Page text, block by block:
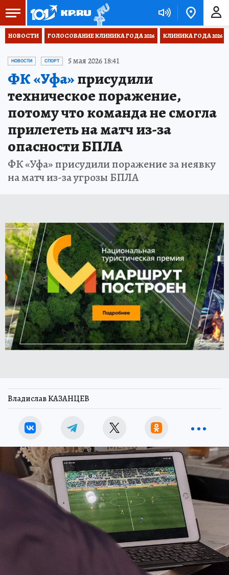
НОВОСТИ ГОЛОСОВАНИЕ КЛИНИКА ГОДА 2026 КЛИНИКА ГОДА 2026
НОВОСТИ СПОРТ 5 мая 2026 18:41
ФК «Уфа»присудили
техническое поражение,
потому что команда не смогла
прилететь на матч из-за
опасности БПЛА
ФК «Уфа» присудили поражение за неявку
на матч из-за угрозы БПЛА
Владислав КАЗАНЦЕВ